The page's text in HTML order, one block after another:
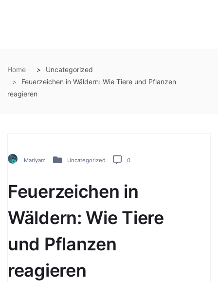
Home
Uncategorized
Feuerzeichen in Wäldern: Wie Tiere und Pflanzen
reagieren
Mariyam Uncategorized 0
Feuerzeichen in
Wäldern: Wie Tiere
und Pflanzen
reagieren